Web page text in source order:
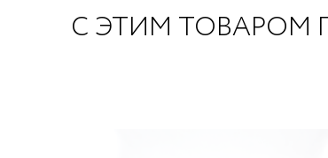
С ЭТИМ ТОВАРОМ